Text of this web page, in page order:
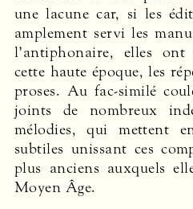
une lacune car, si les
amplement servi les
l’antiphonaire, elles
cette haute époque, les
proses. Au fac-similé
joints de nombreux
mélodies, qui mettent
subtiles unissant ces
plus anciens auxquels
Moyen Âge.